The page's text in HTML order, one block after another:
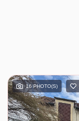
16 PHOTO(S)